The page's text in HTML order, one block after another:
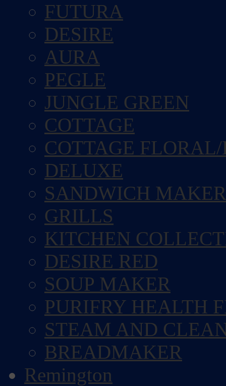
FUTURA
DESIRE
AURA
PEGLE
JUNGLE GREEN
COTTAGE
COTTAGE
DELUXE
SANDWICH MAKER
GRILLS
KITCHEN
DESIRE RED
SOUP MAKER
PURIFRY HEALTH
STEAM AND
BREADMAKER
Remington